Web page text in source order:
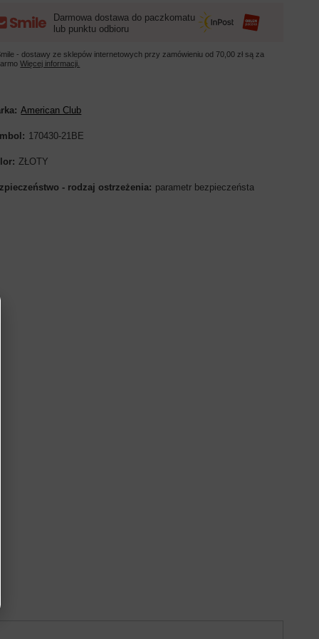
Darmowa dostawa do paczkomatu
lub punktu odbioru
- dostawy ze sklepów internetowych przy zamówieniu od 70,00 zł są za
Więcej informacji.
American Club
170430-21BE
ZŁOTY
- rodzaj ostrzeżenia parametr bezpieczeństa